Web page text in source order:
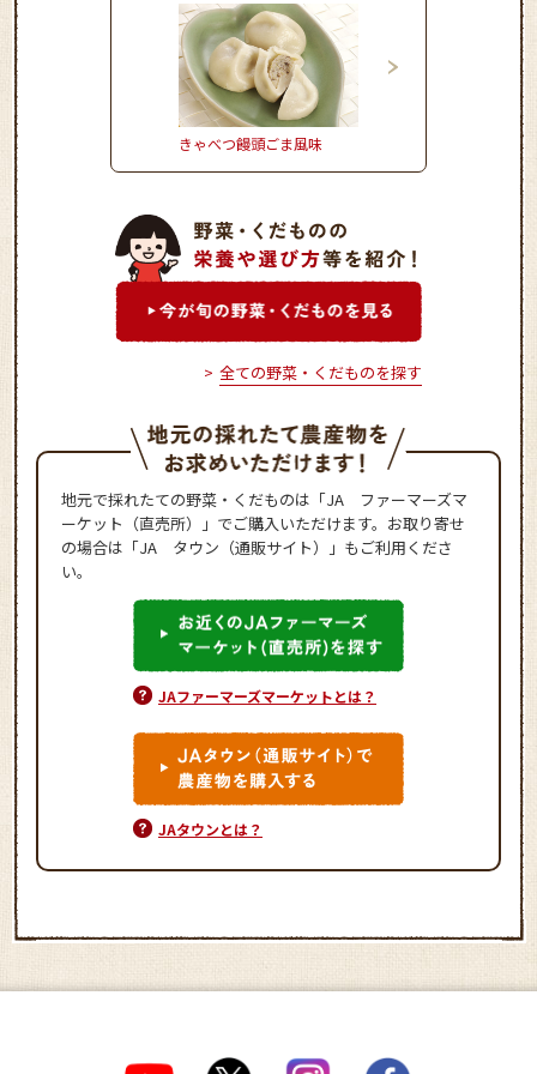
きゃべつ饅頭ごま風味
かぼちゃとれんこんの
サミコサラダ
全ての野菜・くだものを探す
地元で採れたての野菜・くだものは「JA ファーマーズマ
ーケット（直売所）」でご購入いただけます。お取り寄せ
の場合は「JA タウン（通販サイト）」もご利用くださ
い。
JAファーマーズマーケットとは？
JAタウンとは？